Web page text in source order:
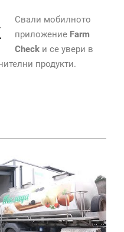
Свали мобилното
приложение Farm
Checkи се увери в
продукти.